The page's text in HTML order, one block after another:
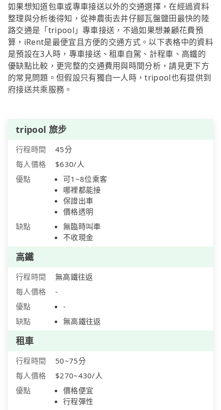
如果想知道包車或專車接送以外的交通選擇，在經過資料
整理與分析後得知，從神農街去井仔腳瓦盤鹽田最快的陸
路交通是「tripool」專車接送，不過如果想兼顧花費預
算，iRent是最便宜且方便的交通方式。以下表格中的資料
是預設在3人時，專車接送、租車自駕、計程車、高鐵的
優缺點比較，更完整的交通費用與時間分析，請見更下方
的常見問題。但假設只有獨自一人時，tripool也有提供到
府接送共乘服務。
tripool 旅步
行程時間
45分
每人價格
$630/人
優點
可1~8位乘客
哪裡都能接
保證出車
價格透明
缺點
無臨時叫車
不收現金
高鐵
行程時間
無高鐵往返
每人價格
-
優點
-
缺點
無高鐵往返
租車
行程時間
50~75分
每人價格
$270~430/人
優點
價格便宜
行程彈性